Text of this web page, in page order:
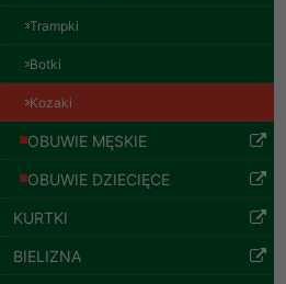
Trampki
Botki
Kozaki
OBUWIE MĘSKIE
OBUWIE DZIECIĘCE
KURTKI
BIELIZNA
54.00 zł
szczegóły